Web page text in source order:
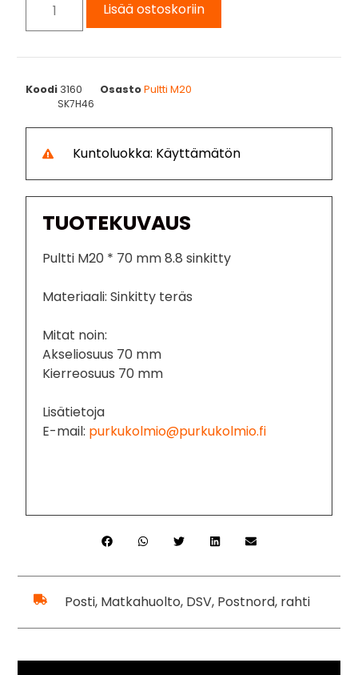
Lisää ostoskoriin
Koodi 3160 OsastoPultti M20
SK7H46
Kuntoluokka: Käyttämätön
TUOTEKUVAUS
Pultti M20 * 70 mm 8.8 sinkitty
Materiaali: Sinkitty teräs
Mitat noin:
Akseliosuus 70 mm
Kierreosuus 70 mm
Lisätietoja
E-mail: purkukolmio@purkukolmio.fi
Posti, Matkahuolto, DSV, Postnord, rahti